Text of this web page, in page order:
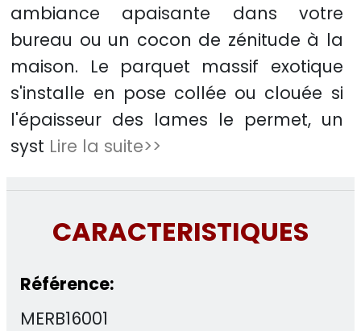
ambiance apaisante dans votre
bureau ou un cocon de zénitude à la
maison. Le parquet massif exotique
s'installe en pose collée ou clouée si
l'épaisseur des lames le permet, un
syst Lire la suite>>
CARACTERISTIQUES
Référence:
MERB16001